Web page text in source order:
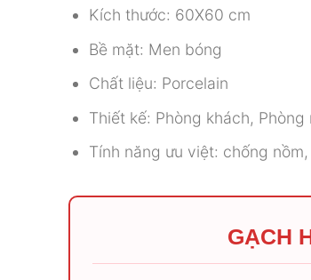
Kích thước: 60X60 cm
Bề mặt: Men bóng
Chất liệu: Porcelain
Thiết kế: Phòng khách, Phòng
Tính năng ưu việt: chống
GẠCH